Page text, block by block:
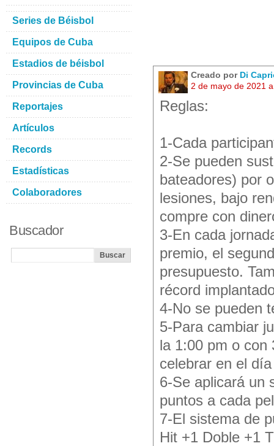
Creado por Di
2 de mayo de 2021
Reglas:
1-Cada
2-Se pueden
bateadores) por
lesiones, bajo
compre con
3-En cada
premio, el
presupuesto.
récord
4-No se pueden
5-Para cambiar
la 1:00 pm o con
celebrar en el
6-Se aplicará un
puntos a cada
7-El sistema de
Hit +1 Doble +1
Series de Béisbol
Equipos de Cuba
Estadios de béisbol
Provincias de Cuba
Reportajes
Artículos
Records
Estadísticas
Colaboradores
Buscador